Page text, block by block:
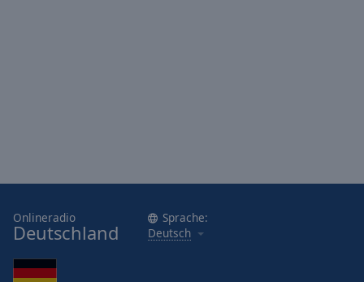
Onlineradio
Deutschland
Sprache:
Deutsch